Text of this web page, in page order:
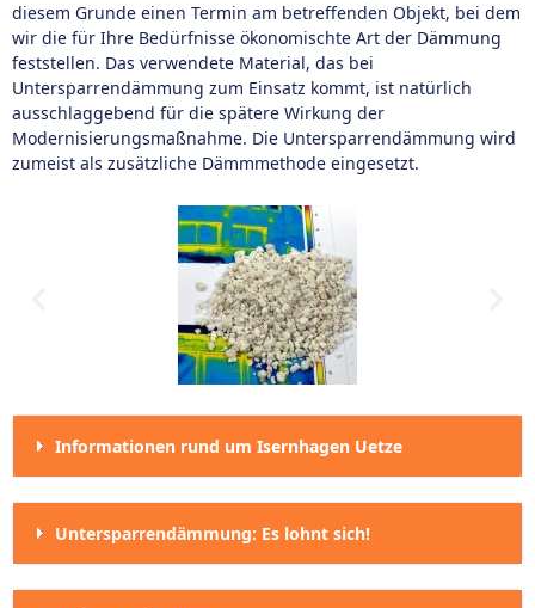
diesem Grunde einen Termin am betreffenden Objekt, bei dem
wir die für Ihre Bedürfnisse ökonomischte Art der Dämmung
feststellen. Das verwendete Material, das bei
Untersparrendämmung zum Einsatz kommt, ist natürlich
ausschlaggebend für die spätere Wirkung der
Modernisierungsmaßnahme. Die Untersparrendämmung wird
zumeist als zusätzliche Dämmmethode eingesetzt.
Informationen rund um Isernhagen Uetze
Untersparrendämmung: Es lohnt sich!